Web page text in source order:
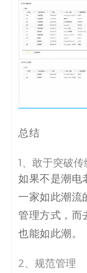
总结
1、敢于突破传
如果不是潮电
一家如此潮流
管理方式，而
也能如此潮。
2、规范管理